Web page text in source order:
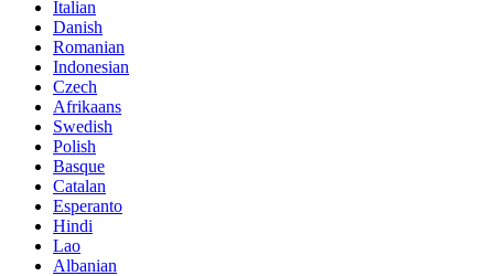
Italian
Danish
Romanian
Indonesian
Czech
Afrikaans
Swedish
Polish
Basque
Catalan
Esperanto
Hindi
Lao
Albanian